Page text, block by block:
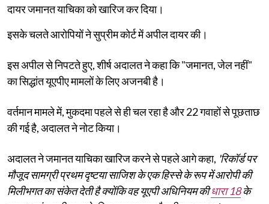
दायर जमानत याचिका को खारिज कर दिया।
इसके चलते आरोपियों ने सुप्रीम कोर्ट में अपील दायर की।
इस अपील से निपटते हुए, शीर्ष अदालत ने कहा कि "जमानत, जेल नहीं"
का सिद्धांत यूएपीए मामलों के लिए अजनबी है।
वर्तमान मामले में, मुकदमा पहले से ही चल रहा है और 22 गवाहों से पूछताछ
की गई है, अदालत ने नोट किया।
अदालत ने जमानत याचिका खारिज करने से पहले आगे कहा, 'रिकॉर्ड पर
मौजूद सामग्री प्रथम दृष्टया साजिश के एक हिस्से के रूप में आरोपी की
मिलीभगत का संकेत देती है क्योंकि वह यूएपी अधिनियम कीधारा 18के